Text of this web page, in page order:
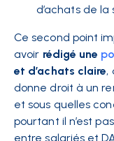
d’achats de la
Ce second point
avoir rédigé une
et d’achats claire,
donne droit à un
et sous quelles
pourtant il n’est
entre salariés et